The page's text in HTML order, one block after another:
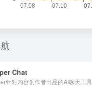
Chat
针对内容创作者出品的AI聊天工具